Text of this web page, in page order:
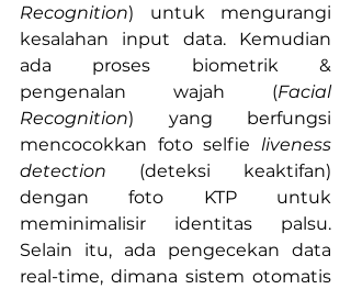
Recognition) untuk mengurangi
kesalahan input data. Kemudian
ada proses biometrik &
pengenalan wajah (Facial
Recognition) yang berfungsi
mencocokkan foto selfie liveness
detection (deteksi keaktifan)
dengan foto KTP untuk
meminimalisir identitas palsu.
Selain itu, ada pengecekan data
real-time, dimana sistem otomatis